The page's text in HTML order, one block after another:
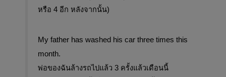
หรือ 4 อีก หลังจากนั้น)
My father has washed his car three times this
month.
พ่อของฉันล้างรถไปแล้ว 3 ครั้งแล้วเดือนนี้